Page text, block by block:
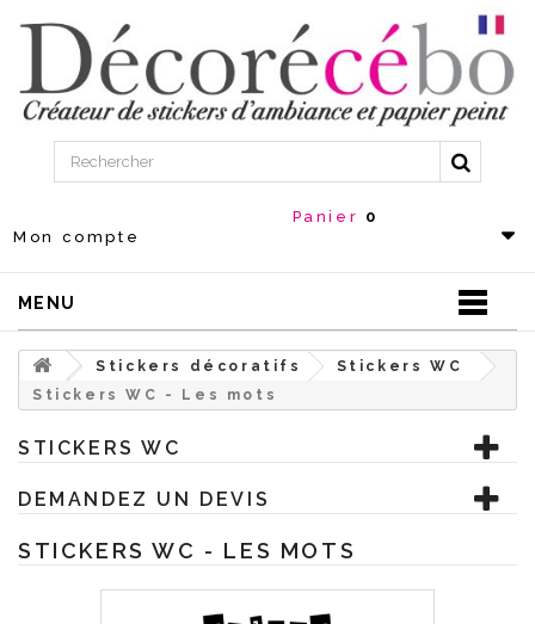
Mon compte
Panier 0
MENU
Stickers décoratifs
Stickers WC
Stickers WC - Les mots
STICKERS WC
DEMANDEZ UN DEVIS
STICKERS WC - LES MOTS